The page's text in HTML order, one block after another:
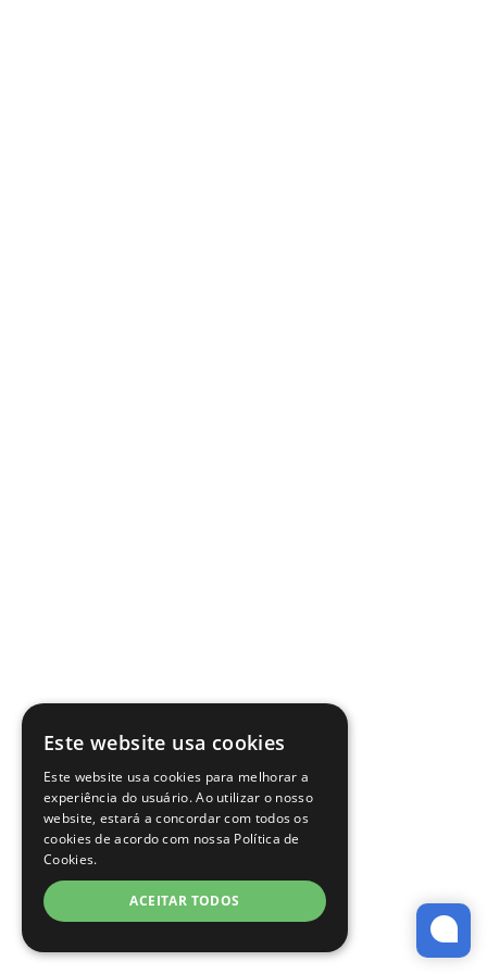
Este website usa cookies
Este website usa cookies para melhorar a
experiência do usuário. Ao utilizar o nosso
website, estará a concordar com todos os
cookies de acordo com nossa Política de
Cookies.
ACEITAR TODOS